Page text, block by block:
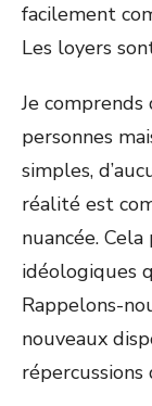
facilement
Les loyers
Je
personnes
simples,
réalité est
nuancée.
idéologiques
Rappelons-
nouveaux